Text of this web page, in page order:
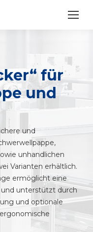
für
und
und
unhandlichen
Varianten erhältlich.
ermöglicht eine
unterstützt durch
und optionale